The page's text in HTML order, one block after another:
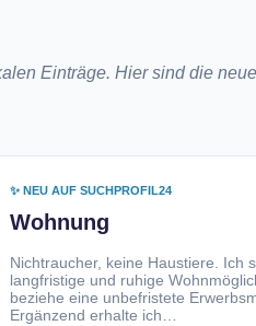
Einträge. Hier sind die
✨ NEU AUF SUCHPROFIL24
Wohnung
Nichtraucher, keine Haustiere. Ich
langfristige und ruhige
beziehe eine unbefristete
Ergänzend erhalte ich…